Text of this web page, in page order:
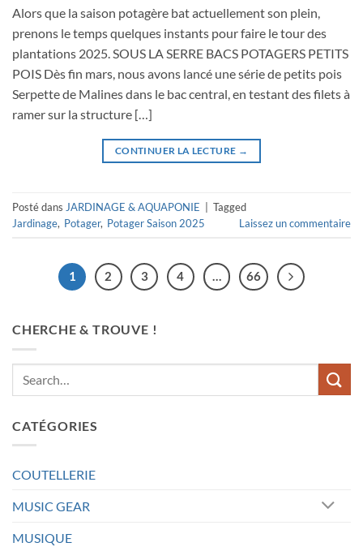
Alors que la saison potagère bat actuellement son plein,
prenons le temps quelques instants pour faire le tour des
plantations 2025. SOUS LA SERRE BACS POTAGERS PETITS
POIS Dès fin mars, nous avons lancé une série de petits pois
Serpette de Malines dans le bac central, en testant des filets à
ramer sur la structure […]
CONTINUER LA LECTURE →
Posté dans JARDINAGE & AQUAPONIE
Tagged
Jardinage, Potager, Potager Saison 2025 Laissez un commentaire
1 2 3 4 … 66
CHERCHE & TROUVE !
CATÉGORIES
COUTELLERIE
MUSIC GEAR
MUSIQUE